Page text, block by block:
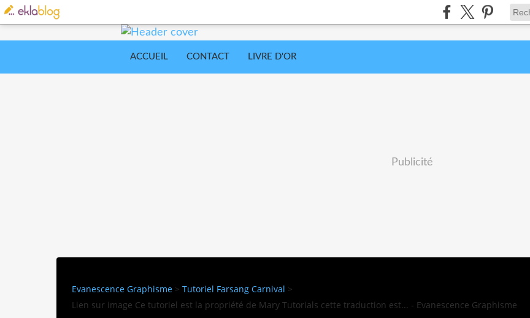
ACCUEIL CONTACT LIVRE D'OR
Publicité
Evanescence Graphisme > Tutoriel Farsang Carnival >
Lien sur image Ce tutoriel est la propriété de Mary Tutorials cette traduction est... - Evanescence Graphisme